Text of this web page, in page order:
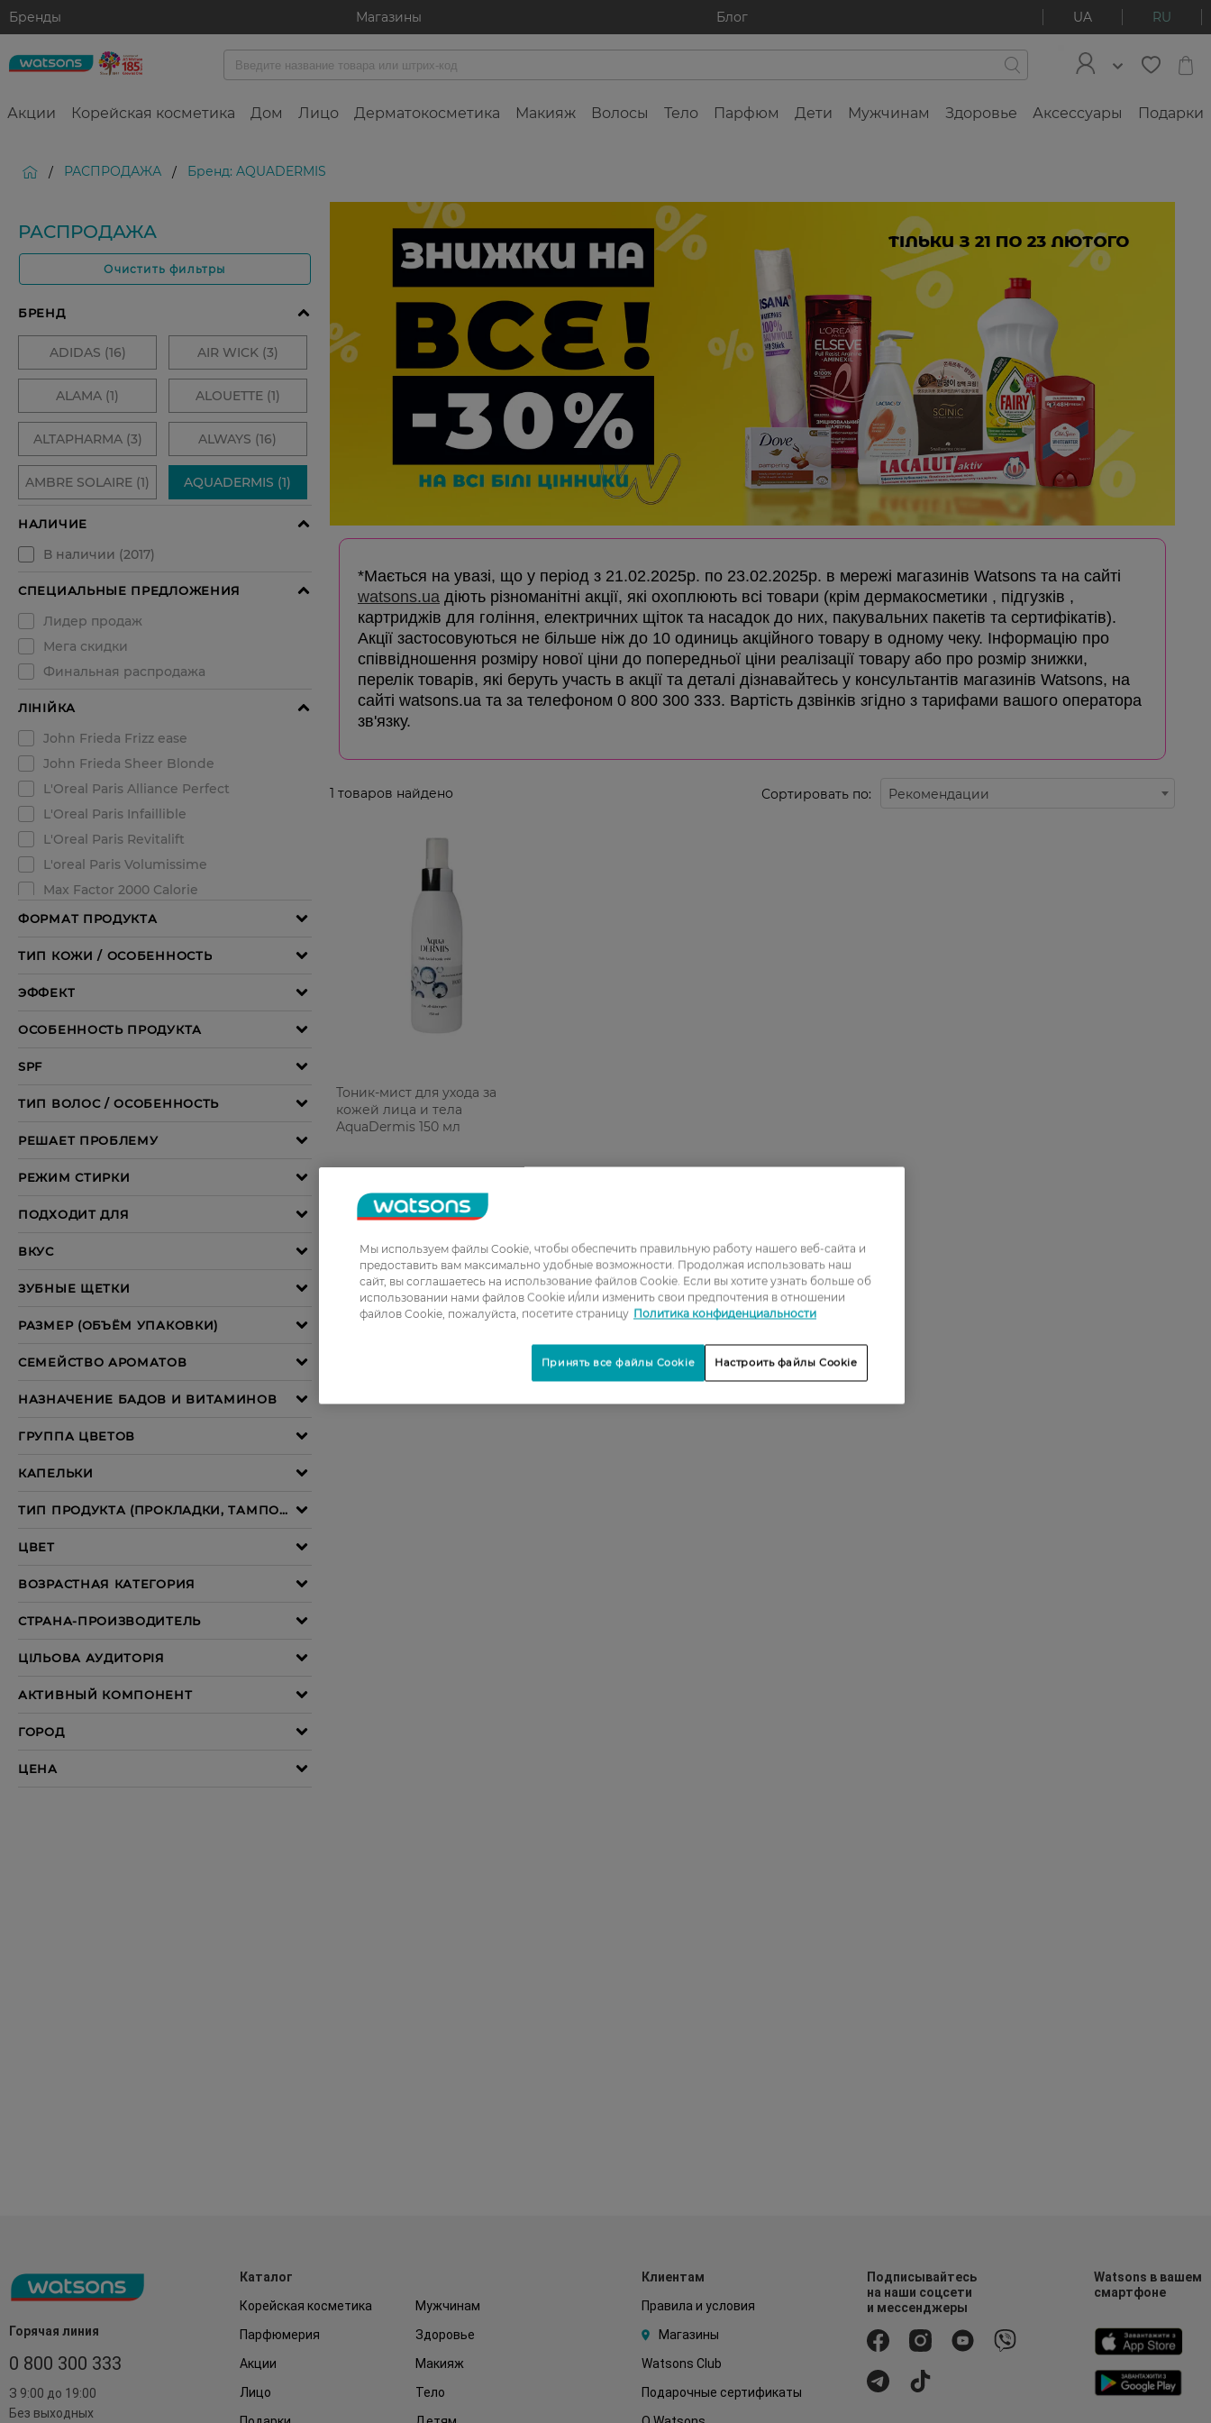
Бренды Магазины Блог UA RU
Акции Корейская косметика Дом Лицо Дерматокосметика Макияж Волосы Тело Парфюм Дети Мужчинам Здоровье Аксессуары Подарки
/ РАСПРОДАЖА / Бренд: AQUADERMIS
РАСПРОДАЖА
Очистить фильтры
*Мається на увазі, що у період з 21.02.2025р. по 23.02.2025р. в мережі магазинів Watsons та на сайті
watsons.ua діють різноманітні акції, які охоплюють всі товари (крім дермакосметики , підгузків ,
картриджів для гоління, електричних щіток та насадок до них, пакувальних пакетів та сертифікатів).
Акції застосовуються не більше ніж до 10 одиниць акційного товару в одному чеку. Інформацію про
співвідношення розміру нової ціни до попередньої ціни реалізації товару або про розмір знижки,
перелік товарів, які беруть участь в акції та деталі дізнавайтесь у консультантів магазинів Watsons, на
сайті watsons.ua та за телефоном 0 800 300 333. Вартість дзвінків згідно з тарифами вашого оператора
зв'язку.
1 товаров найдено Сортировать по: Рекомендации
Тоник-мист для ухода за
кожей лица и тела
AquaDermis 150 мл
Горячая линия
0 800 300 333
З 9:00 до 19:00
Без выходных
Каталог
Корейская косметика
Мужчинам
Парфюмерия
Здоровье
Акции
Макияж
Лицо
Тело
Клиентам
Правила и условия
Магазины
Watsons Club
Подарочные сертификаты
Подписывайтесь
на наши соцсети
и мессенджеры
Watsons в вашем
смартфоне
Мы используем файлы Cookie, чтобы обеспечить правильную работу нашего веб-сайта и
предоставить вам максимально удобные возможности. Продолжая использовать наш
сайт, вы соглашаетесь на использование файлов Cookie. Если вы хотите узнать больше об
использовании нами файлов Cookie и/или изменить свои предпочтения в отношении
файлов Cookie, пожалуйста, посетите страницу Политика конфиденциальности
Настроить файлы Cookie
Принять все файлы Cookie